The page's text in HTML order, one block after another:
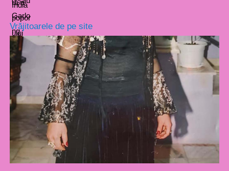
Vrăjitoarele de pe site